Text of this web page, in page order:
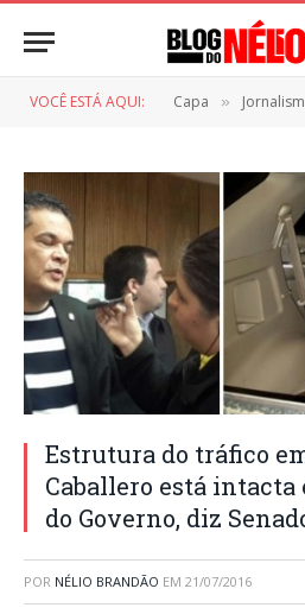
VOCÊ ESTÁ AQUI: Capa »
Estrutura do tráfico
Caballero está intacta
do Governo, diz
POR NÉLIO BRANDÃO EM 21/07/2016